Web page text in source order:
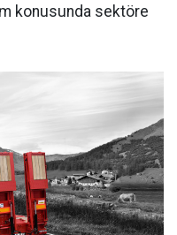
konusunda sektöre